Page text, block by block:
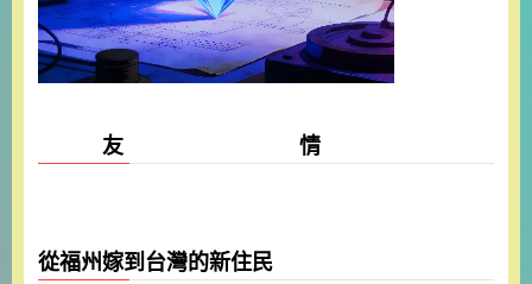
友 情
從福州嫁到台灣的新住民